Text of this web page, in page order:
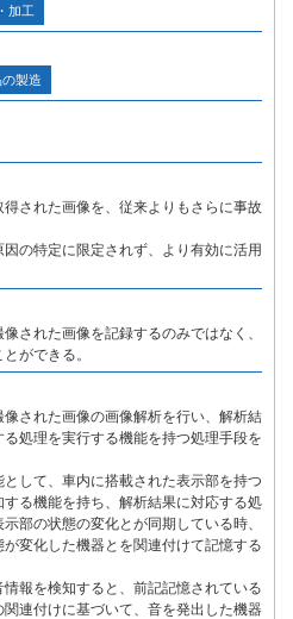
加工
製造
された画像を、従来よりもさらに事故
の特定に限定されず、より有効に活用
された画像を記録するのみではなく、
ができる。
された画像の画像解析を行い、解析結
処理を実行する機能を持つ処理手段を
して、車内に搭載された表示部を持つ
る機能を持ち、解析結果に対応する処
部の状態の変化とが同期している時、
変化した機器とを関連付けて記憶する
報を検知すると、前記記憶されている
連付けに基づいて、音を発出した機器